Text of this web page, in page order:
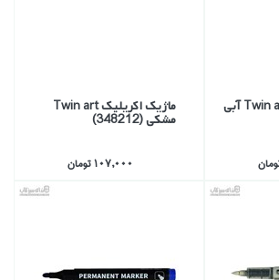
ماژيك اكريليك Twin art آبي ماژيك اكريليك Twin art
مشكي (348212)
107,000 تومان